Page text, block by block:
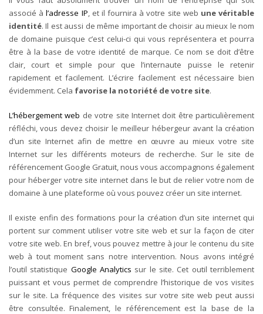
associé àl’adresse IP, et il fournira à votre site web une véritable
identité. Il est aussi de même important de choisir au mieux le nom
de domaine puisque c’est celui-ci qui vous représentera et pourra
être à la base de votre identité de marque. Ce nom se doit d’être
clair, court et simple pour que l’internaute puisse le retenir
rapidement et facilement. L’écrire facilement est nécessaire bien
évidemment. Cela favorise la notoriété de votre site.
L’hébergement web de votre site Internet doit être particulièrement
réfléchi, vous devez choisir le meilleur hébergeur avant la création
d’un site Internet afin de mettre en œuvre au mieux votre site
Internet sur les différents moteurs de recherche. Sur le site de
référencement Google Gratuit, nous vous accompagnons également
pour héberger votre site internet dans le but de relier votre nom de
domaine à une plateforme où vous pouvez créer un site internet.
Il existe enfin des formations pour la création d’un site internet qui
portent sur comment utiliser votre site web et sur la façon de citer
votre site web. En bref,vous pouvez mettre à jour le contenu du site
web à tout moment sans notre intervention. Nous avons intégré
l’outil statistique Google Analytics sur le site. Cet outil terriblement
puissant et vous permet de comprendre l’historique de vos visites
sur le site. La fréquence des visites sur votre site web peut aussi
être consultée. Finalement, le référencement est la base de la